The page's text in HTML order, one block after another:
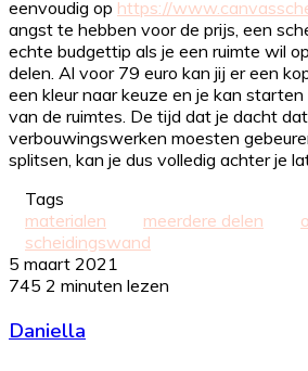
eenvoudig op https://
angst te hebben voor de prijs, een
echte budgettip als je een ruimte wil
delen. Al voor 79 euro kan jij er een
een kleur naar keuze en je kan
van de ruimtes. De tijd dat je dacht
verbouwingswerken moesten
splitsen, kan je dus volledig achter je
Tags
materialen
meerdere delen
scheidingswand
5 maart 2021
745 2 minuten lezen
Daniella